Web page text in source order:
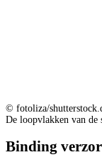
© fotoliza/
De loopvlakken van de
Binding